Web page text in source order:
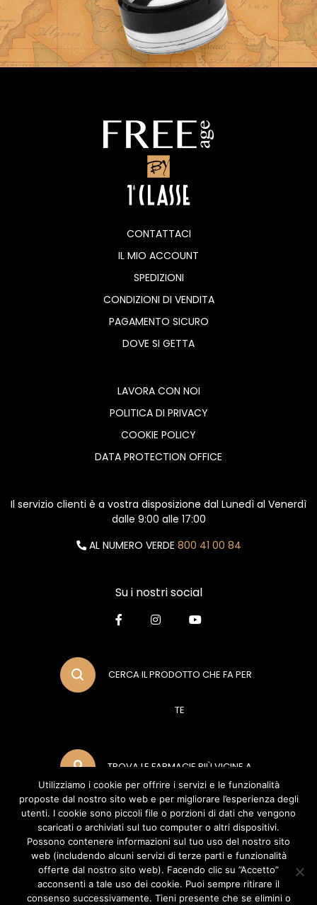
CONTATTACI
IL MIO ACCOUNT
SPEDIZIONI
CONDIZIONI DI VENDITA
PAGAMENTO SICURO
DOVE SI GETTA
LAVORA CON NOI
POLITICA DI PRIVACY
COOKIE POLICY
DATA PROTECTION OFFICE
Il servizio clienti è a vostra disposizione dal Lunedì al Venerdì
dalle 9:00 alle 17:00
AL NUMERO VERDE 800 41 00 84
Su i nostri social
CERCA IL PRODOTTO CHE FA PER
TE
TROVA LE FARMACIE PIÙ VICINE A
TE
METODI DI PAGAMENTO
Utilizziamo i cookie per offrire i servizi e le funzionalità
proposte dal nostro sito web e per migliorare l’esperienza degli
utenti. I cookie sono piccoli file o porzioni di dati che vengono
scaricati o archiviati sul tuo computer o altri dispositivi.
Possono contenere informazioni sul tuo uso del nostro sito
web (includendo alcuni servizi di terze parti e funzionalità
offerte dal nostro sito web). Facendo clic su ”Accetto”
acconsenti a tale uso dei cookie. Puoi sempre ritirare il
consenso successivamente. Tieni presente che se elimini o